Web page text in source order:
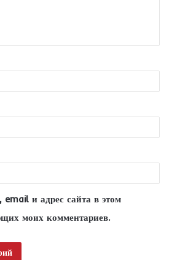
и адрес сайта в этом
моих комментариев.